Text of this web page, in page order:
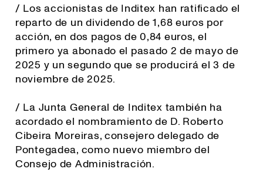
/ Los accionistas de Inditex han ratificado el
reparto de un dividendo de 1,68 euros por
acción, en dos pagos de 0,84 euros, el
primero ya abonado el pasado 2 de mayo de
2025 y un segundo que se producirá el 3 de
noviembre de 2025.
/ La Junta General de Inditex también ha
acordado el nombramiento de D. Roberto
Cibeira Moreiras, consejero delegado de
Pontegadea, como nuevo miembro del
Consejo de Administración.